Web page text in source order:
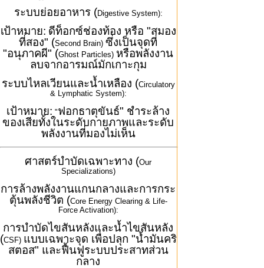
ระบบย่อยอาหาร (Digestive System):
เป้าหมาย: ดีท็อกซ์ช่องท้อง หรือ "สมอง
ที่สอง" (Second Brain)ซึ่งเป็นจุดที่
"อนุภาคผี" (Ghost Particles) หรือพลังงาน
ลบจากอารมณ์มักเกาะกุม
ระบบไหลเวียนและน้ำเหลือง (Circulatory
& Lymphatic System):
เป้าหมาย: "ฟอกธาตุขันธ์" ชำระล้าง
ของเสียทั้งในระดับกายภาพและระดับ
พลังงานที่มองไม่เห็น
ศาสตร์บำบัดเฉพาะทาง (Our
Specializations)
การล้างพลังงานแกนกลางและการกระ
ตุ้นพลังชีวิต (Core Energy Clearing & Life-
Force Activation):
การบำบัดไขสันหลังและน้ำไขสันหลัง
(CSF) แบบเฉพาะจุด เพื่อปลุก "น้ำมันคริ
สตอส" และฟื้นฟูระบบประสาทส่วน
กลาง